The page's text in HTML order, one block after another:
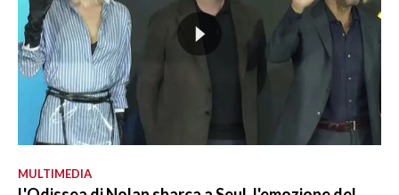
MULTIMEDIA